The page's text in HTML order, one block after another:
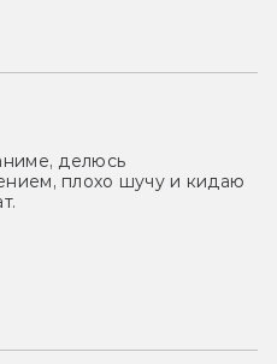
делюсь
плохо шучу и кидаю